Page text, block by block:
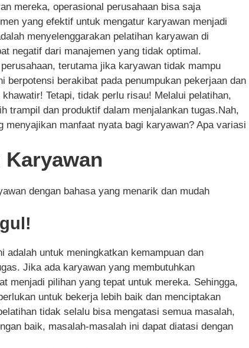
mereka, operasional perusahaan bisa saja
yang efektif untuk mengatur karyawan menjadi
menyelenggarakan pelatihan karyawan di
negatif dari manajemen yang tidak optimal.
terutama jika karyawan tidak mampu
berpotensi berakibat pada penumpukan pekerjaan dan
Tetapi, tidak perlu risau! Melalui pelatihan,
trampil dan produktif dalam menjalankan tugas.Nah,
menyajikan manfaat nyata bagi karyawan? Apa variasi
Karyawan
dengan bahasa yang menarik dan mudah
untuk meningkatkan kemampuan dan
Jika ada karyawan yang membutuhkan
menjadi pilihan yang tepat untuk mereka. Sehingga,
untuk bekerja lebih baik dan menciptakan
tidak selalu bisa mengatasi semua masalah,
baik, masalah-masalah ini dapat diatasi dengan